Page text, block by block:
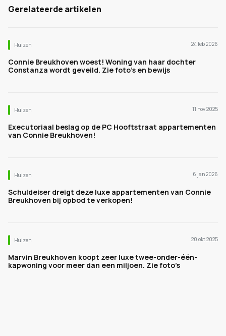
Gerelateerde artikelen
Huizen 24 feb 2026
Connie Breukhoven woest! Woning van haar dochter
Constanza wordt geveild. Zie foto's en bewijs
Huizen 11 nov 2025
Executoriaal beslag op de PC Hooftstraat appartementen
van Connie Breukhoven!
Huizen 6 jan 2026
Schuldeiser dreigt deze luxe appartementen van Connie
Breukhoven bij opbod te verkopen!
Huizen 20 okt 2025
Marvin Breukhoven koopt zeer luxe twee-onder-één-
kapwoning voor meer dan een miljoen. Zie foto’s